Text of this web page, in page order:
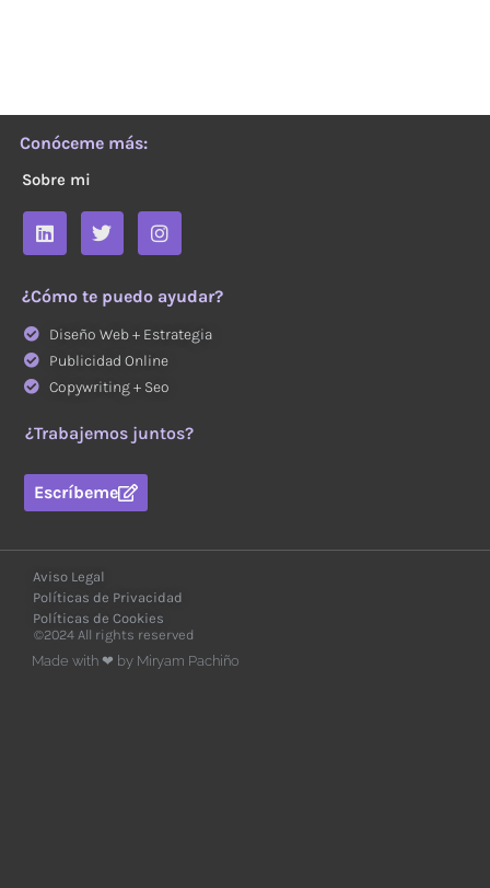
Conóceme más:
Sobre mi
¿Cómo te puedo ayudar?
Diseño Web + Estrategia
Publicidad Online
Copywriting + Seo
¿Trabajemos juntos?
Escríbeme
Aviso Legal
Políticas de Privacidad
Políticas de Cookies
©2024 All rights reserved
Made with ❤ by Miryam Pachiño